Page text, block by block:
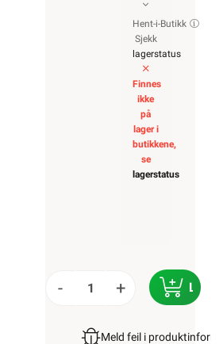
Hent-i-Butikk
Sjekk
lagerstatus
Finnes
ikke
på
lager i
butikkene,
se
lagerstatus
- +
Meld feil i